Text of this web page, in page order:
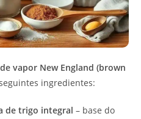
vapor New England (brown
ingredientes:
de trigo integral – base do